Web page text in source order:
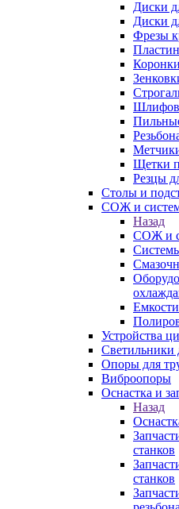
Диски
Диски
Фрезы
Коронки
Щетки
Резцы
Столы и
СОЖ и
Назад
СОЖ и
Устройства
Светильники
Опоры для
Виброопоры
Оснастка и
Назад
станков
станков